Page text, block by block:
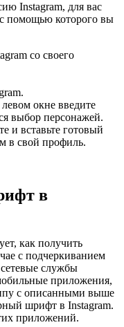
Instagram, для вас
помощью которого вы
со своего
окне введите
выбор персонажей.
и вставьте готовый
в свой профиль.
в
как получить
с подчеркиванием
службы
приложения,
с описанными выше
шрифт в Instagram.
приложений.